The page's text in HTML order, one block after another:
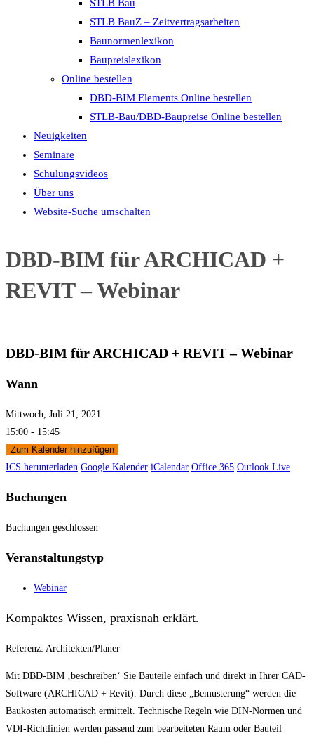
STLB Bau
STLB BauZ – Zeitvertragsarbeiten
Baunormenlexikon
Baupreislexikon
Online bestellen
DBD-BIM Elements Online bestellen
STLB-Bau/DBD-Baupreise Online bestellen
Neuigkeiten
Seminare
Schulungsvideos
Über uns
Website-Suche umschalten
DBD-BIM für ARCHICAD +
REVIT – Webinar
DBD-BIM für ARCHICAD + REVIT – Webinar
Wann
Mittwoch, Juli 21, 2021
15:00 - 15:45
Zum Kalender hinzufügen
ICS herunterladen Google Kalender iCalendar Office 365 Outlook Live
Buchungen
Buchungen geschlossen
Veranstaltungstyp
Webinar
Kompaktes Wissen, praxisnah erklärt.
Referenz: Architekten/Planer
Mit DBD-BIM ‚beschreiben‘ Sie Bauteile einfach und direkt in Ihrer CAD-
Software (ARCHICAD + Revit). Durch diese „Bemusterung“ werden die
Baukosten automatisch ermittelt. Technische Regeln wie DIN-Normen und
VDI-Richtlinien werden passend zum bearbeiteten Raum oder Bauteil